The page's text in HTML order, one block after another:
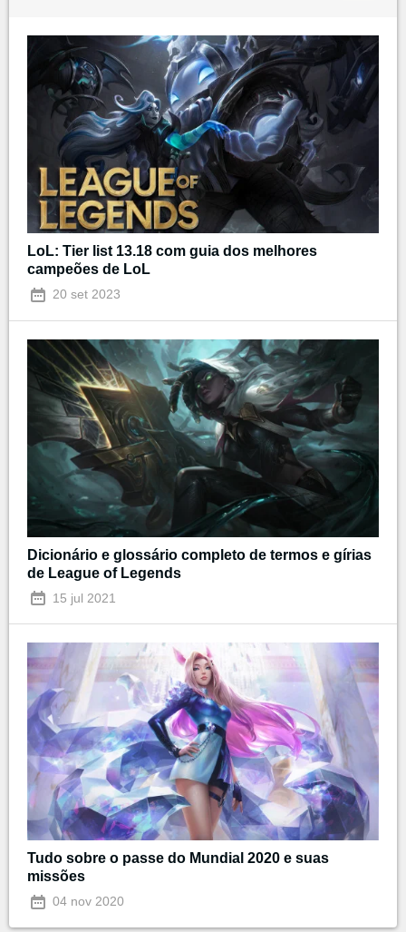
LoL: Tier list 13.18 com guia dos melhores
campeões de LoL
20 set 2023
Dicionário e glossário completo de termos e gírias
de League of Legends
15 jul 2021
Tudo sobre o passe do Mundial 2020 e suas
missões
04 nov 2020